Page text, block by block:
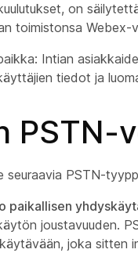
on
toimistonsa Webex-
Intian
tiedot ja
PSTN-
seuraavia PSTN-
paikallisen
joustavuuden.
joka sitten